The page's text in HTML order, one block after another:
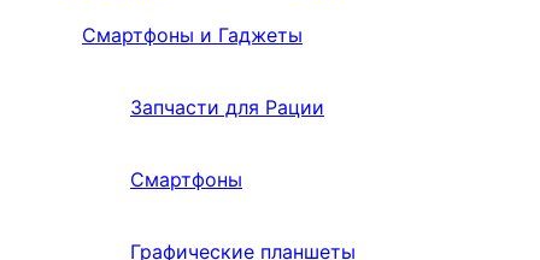
Смартфоны и Гаджеты
Запчасти для Рации
Смартфоны
Графические планшеты